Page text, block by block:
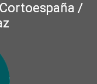
/